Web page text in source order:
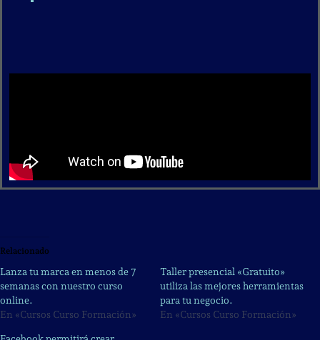
Relacionado
Lanza tu marca en menos de 7
semanas con nuestro curso
online.
En «Cursos Curso Formación»
Taller presencial «Gratuito»
utiliza las mejores herramientas
para tu negocio.
En «Cursos Curso Formación»